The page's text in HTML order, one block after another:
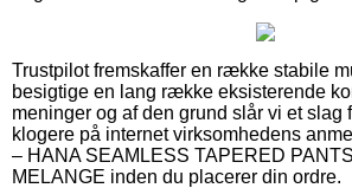
Trustpilot fremskaffer en række stabile
besigtige en lang række eksisterende
meninger og af den grund slår vi et slag
klogere på internet virksomhedens
– HANA SEAMLESS TAPERED
MELANGE inden du placerer din ordre.